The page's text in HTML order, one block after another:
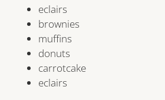
eclairs
brownies
muffins
donuts
carrotcake
eclairs